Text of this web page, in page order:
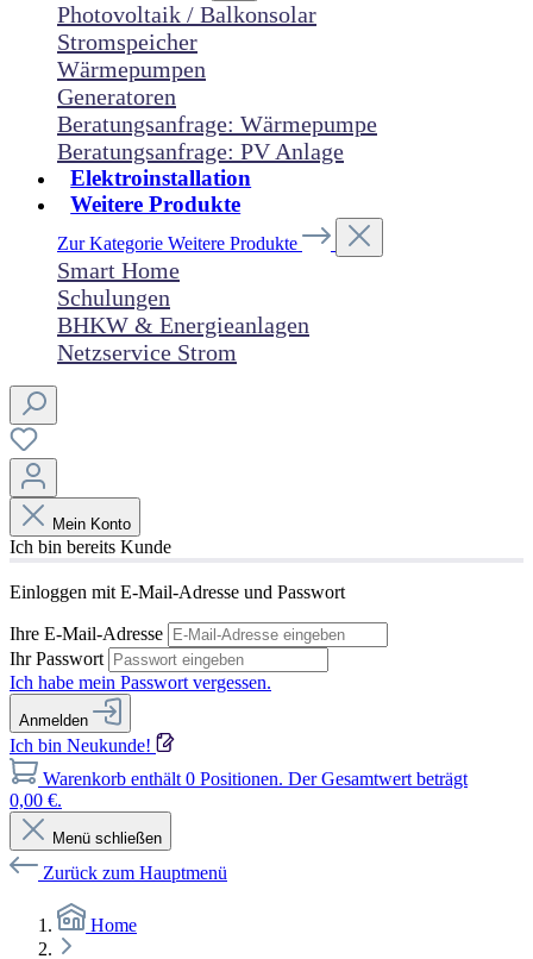
Photovoltaik / Balkonsolar
Stromspeicher
Wärmepumpen
Generatoren
Beratungsanfrage: Wärmepumpe
Beratungsanfrage: PV Anlage
Elektroinstallation
Weitere Produkte
Zur Kategorie Weitere Produkte
Smart Home
Schulungen
BHKW & Energieanlagen
Netzservice Strom
Mein Konto
Ich bin bereits Kunde
Einloggen mit E-Mail-Adresse und Passwort
Ihre E-Mail-Adresse
Ihr Passwort
Ich habe mein Passwort vergessen.
Anmelden
Ich bin Neukunde!
Warenkorb enthält 0 Positionen. Der Gesamtwert beträgt
0,00 €.
Menü schließen
Zurück zum Hauptmenü
Home